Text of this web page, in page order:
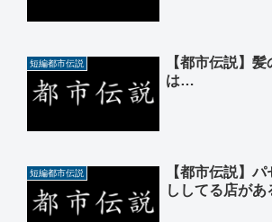
短編都市伝説
【都市伝説】
は…
短編都市伝説
【都市伝説】
ししてる店があ